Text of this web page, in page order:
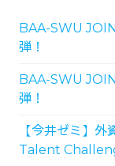
BAA-SWU
弾！
BAA-SWU
弾！
【今井ゼミ】
Talent